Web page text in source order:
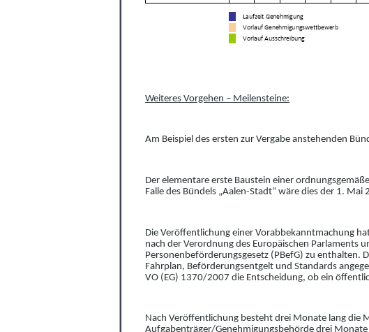
Weiteres Vorgehen – Meilensteine:
Am Beispiel des ersten zur Vergabe anstehenden
Der elementare erste Baustein einer
Falle des Bündels „Aalen-Stadt“ wäre dies der 1. Mai
Die Veröffentlichung einer Vorabbekanntmachung
nach der Verordnung des Europäischen Parlaments
Personenbeförderungsgesetz ( PBefG) zu enthalten.
Fahrplan, Beförderungsentgelt und Standards
VO (EG) 1370/2007 die Entscheidung, ob ein
Nach Veröffentlichung besteht drei Monate lang die
Aufgabenträger/Genehmigungsbehörde drei Monate